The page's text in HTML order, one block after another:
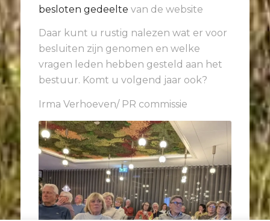
besloten gedeelte van de website
Daar kunt u rustig nalezen wat er voor
besluiten zijn genomen en welke
vragen leden hebben gesteld aan het
bestuur. Komt u volgend jaar ook?
Irma Verhoeven/ PR commissie